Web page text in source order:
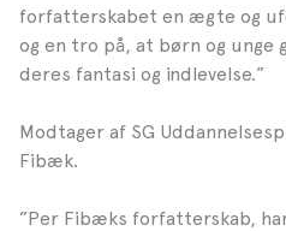
forfatterskabet en ægte og
og en tro på, at børn og unge
deres fantasi og indlevelse.”
Modtager af SG
Fibæk.
”Per Fibæks forfatterskab,